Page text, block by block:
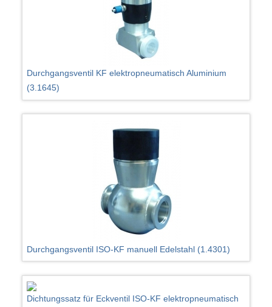
Durchgangsventil KF elektropneumatisch Aluminium
(3.1645)
Durchgangsventil ISO-KF manuell Edelstahl (1.4301)
Dichtungssatz für Eckventil ISO-KF elektropneumatisch